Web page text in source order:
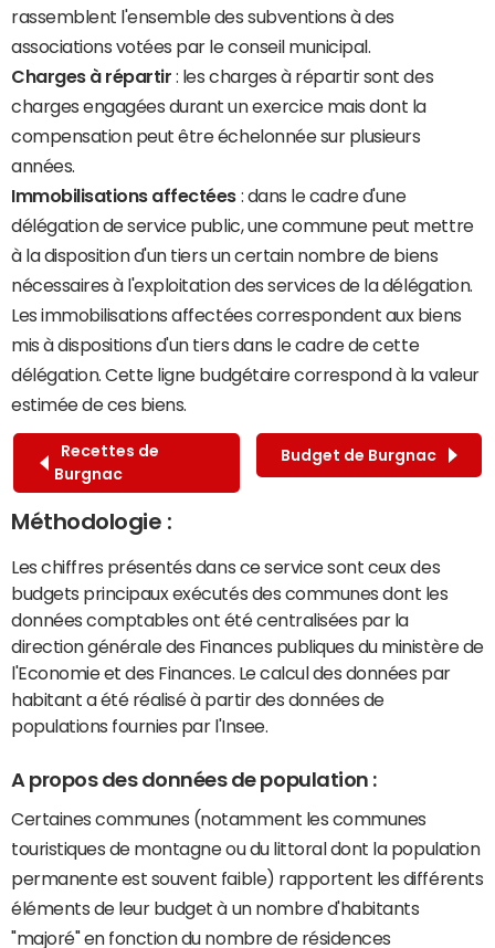
rassemblent l'ensemble des subventions à des
associations votées par le conseil municipal.
Charges à répartir : les charges à répartir sont des
charges engagées durant un exercice mais dont la
compensation peut être échelonnée sur plusieurs
années.
Immobilisations affectées : dans le cadre d'une
délégation de service public, une commune peut mettre
à la disposition d'un tiers un certain nombre de biens
nécessaires à l'exploitation des services de la délégation.
Les immobilisations affectées correspondent aux biens
mis à dispositions d'un tiers dans le cadre de cette
délégation. Cette ligne budgétaire correspond à la valeur
estimée de ces biens.
Recettes de
Burgnac
Budget de Burgnac
Méthodologie :
Les chiffres présentés dans ce service sont ceux des
budgets principaux exécutés des communes dont les
données comptables ont été centralisées par la
direction générale des Finances publiques du ministère de
l'Economie et des Finances. Le calcul des données par
habitant a été réalisé à partir des données de
populations fournies par l'Insee.
A propos des données de population :
Certaines communes (notamment les communes
touristiques de montagne ou du littoral dont la population
permanente est souvent faible) rapportent les différents
éléments de leur budget à un nombre d'habitants
"majoré" en fonction du nombre de résidences